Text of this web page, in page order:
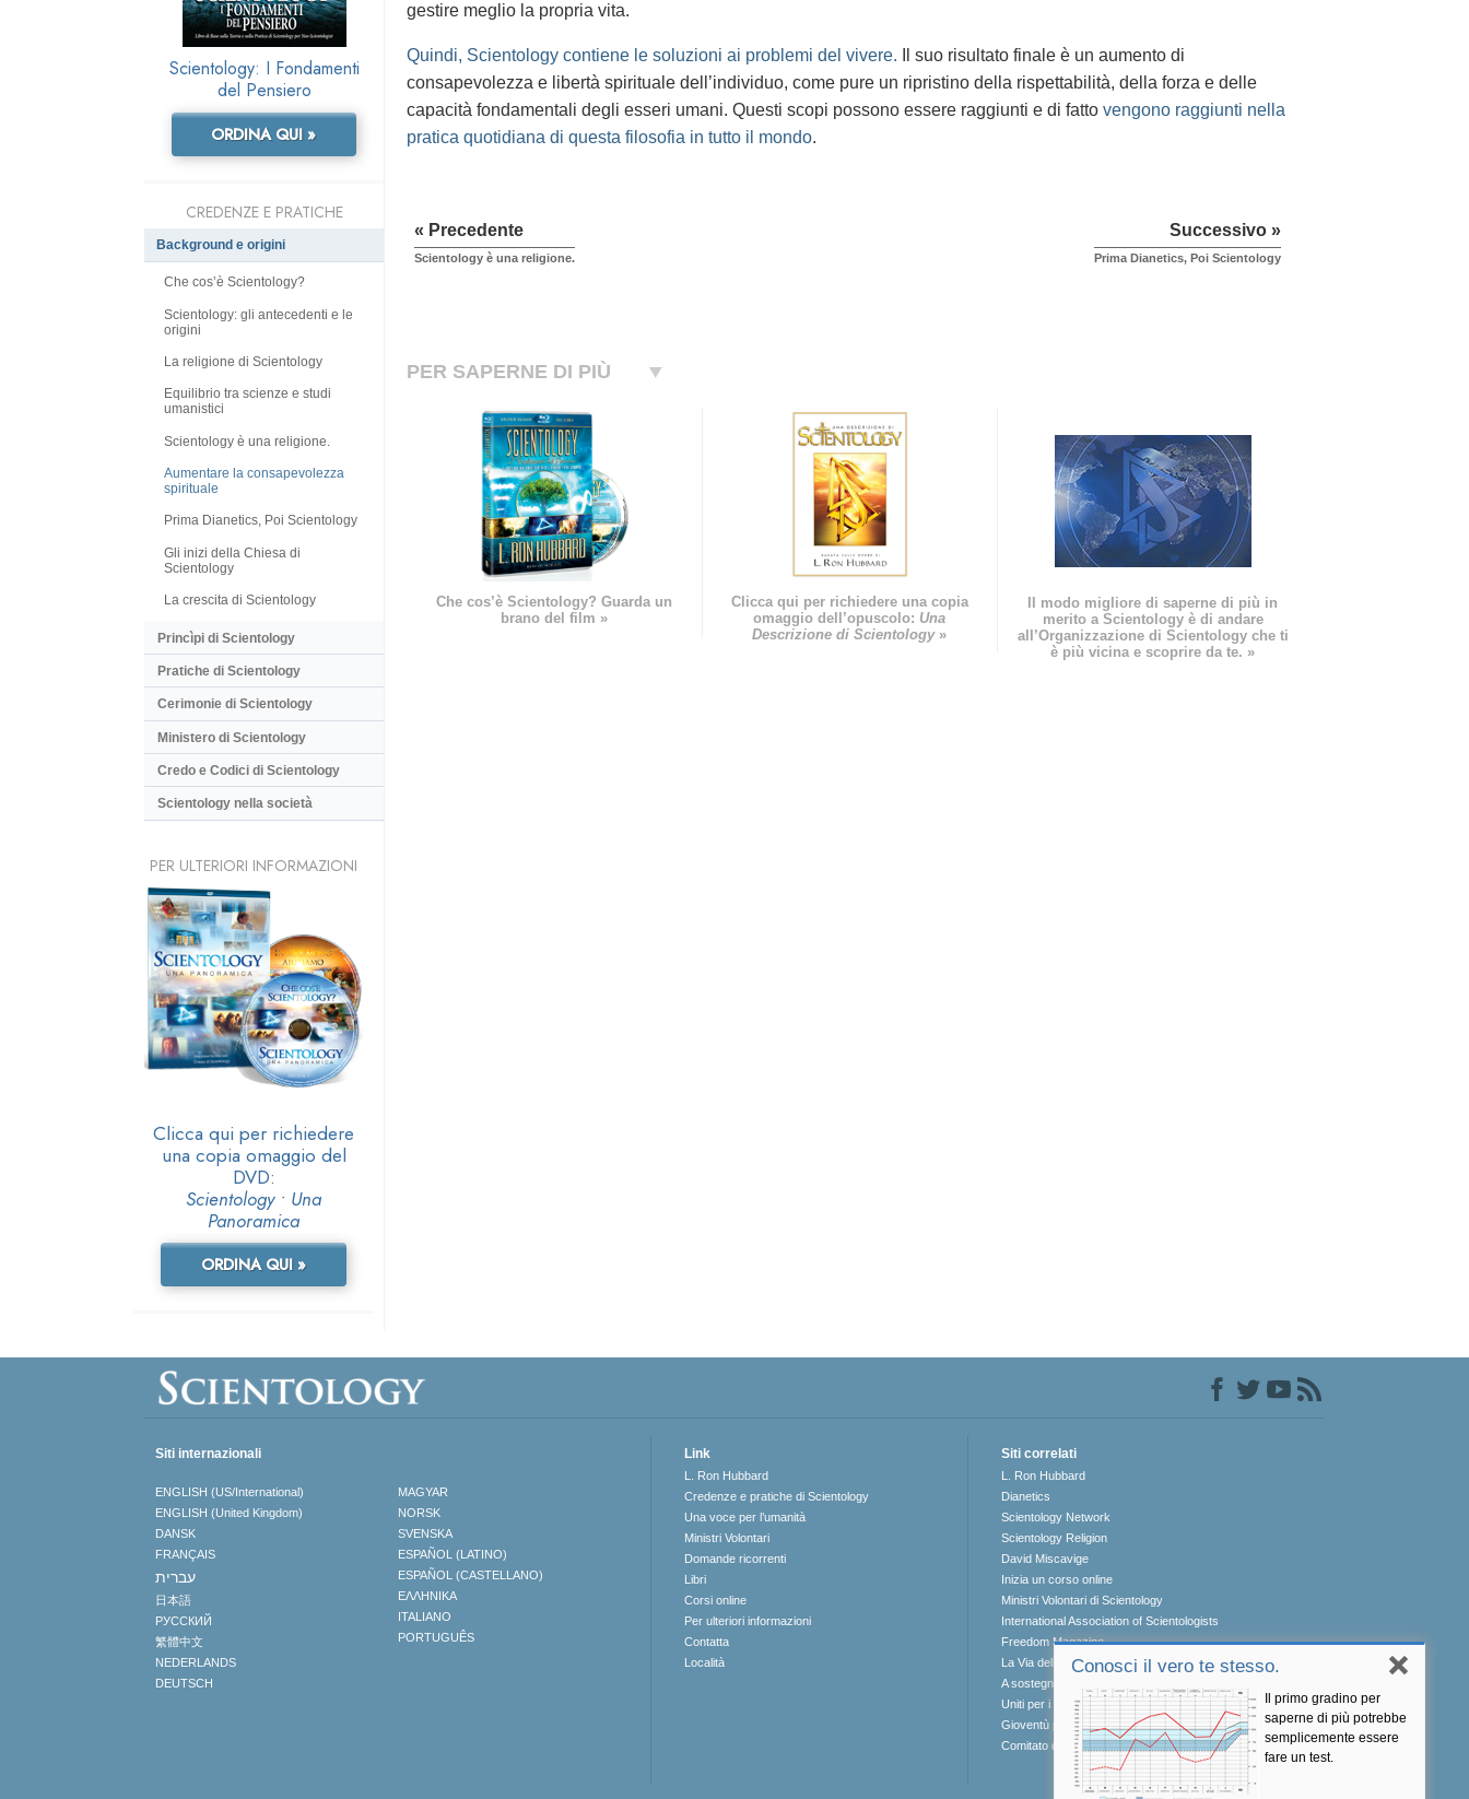
gestire meglio la propria vita.
Quindi, Scientology contiene le soluzioni ai problemi del vivere. Il suo risultato finale è un aumento di
consapevolezza e libertà spirituale dell’individuo, come pure un ripristino della rispettabilità, della forza e delle
capacità fondamentali degli esseri umani. Questi scopi possono essere raggiunti e di fatto vengono raggiunti nella
pratica quotidiana di questa filosofia in tutto il mondo.
« Precedente
Scientology è una religione.
Successivo »
Prima Dianetics, Poi Scientology
PER SAPERNE DI PIÙ
Che cos’è Scientology? Guarda un
brano del film »
Clicca qui per richiedere una copia
omaggio dell’opuscolo: Una
Descrizione di Scientology»
Il modo migliore di saperne di più in
merito a Scientology è di andare
all’Organizzazione di Scientology che ti
è più vicina e scoprire da te. »
Scientology: I Fondamenti
del Pensiero
ORDINA QUI »
CREDENZE E PRATICHE
Background e origini
Che cos’è Scientology?
Scientology: gli antecedenti e le
origini
La religione di Scientology
Equilibrio tra scienze e studi
umanistici
Scientology è una religione.
Aumentare la consapevolezza
spirituale
Prima Dianetics, Poi Scientology
Gli inizi della Chiesa di
Scientology
La crescita di Scientology
Princìpi di Scientology
Pratiche di Scientology
Cerimonie di Scientology
Ministero di Scientology
Credo e Codici di Scientology
Scientology nella società
PER ULTERIORI INFORMAZIONI
Clicca qui per richiedere
una copia omaggio del
DVD:
Scientology • Una
Panoramica
ORDINA QUI »
Conosci il vero te stesso.
Il primo gradino per
saperne di più potrebbe
semplicemente essere
fare un test.
Siti internazionali
ENGLISH (US/International)
ENGLISH (United Kingdom)
DANSK
FRANÇAIS
עברית
日本語
РУССКИЙ
繁體中文
NEDERLANDS
DEUTSCH
MAGYAR
NORSK
SVENSKA
ESPAÑOL (LATINO)
ESPAÑOL (CASTELLANO)
ΕΛΛΗΝΙΚA
ITALIANO
PORTUGUÊS
Link
L. Ron Hubbard
Credenze e pratiche di Scientology
Una voce per l’umanità
Ministri Volontari
Domande ricorrenti
Libri
Corsi online
Per ulteriori informazioni
Contatta
Località
Siti correlati
L. Ron Hubbard
Dianetics
Scientology Network
Scientology Religion
David Miscavige
Inizia un corso online
Ministri Volontari di Scientology
International Association of Scientologists
Freedom Magazine
La Via della Felicità
A sostegno di un mondo libero dalla droga
Uniti per i Diritti Umani
Gioventù per i Diritti Umani
Comitato dei Cittadini per i Diritti Umani